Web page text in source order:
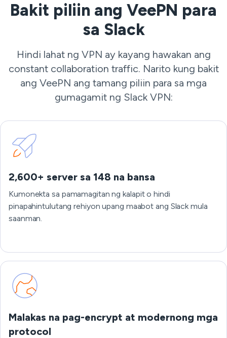
Bakit piliin ang VeePN para
sa Slack
Hindi lahat ng VPN ay kayang hawakan ang
constant collaboration traffic. Narito kung bakit
ang VeePN ang tamang piliin para sa mga
gumagamit ng Slack VPN:
2,600+ server sa 148 na bansa
Kumonekta sa pamamagitan ng kalapit o hindi
pinapahintulutang rehiyon upang maabot ang Slack mula
saanman.
Malakas na pag-encrypt at modernong mga
protocol